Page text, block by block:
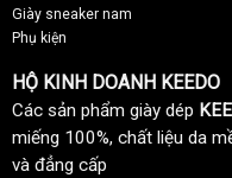
Giày sneaker nam
Phụ kiện
HỘ KINH DOANH KEEDO
Các sản phẩm giày dép
miếng 100%, chất liệu da
và đẳng cấp